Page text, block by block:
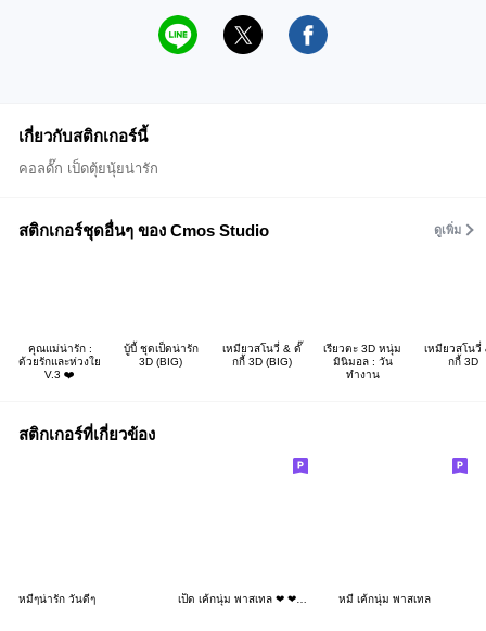
เกี่ยวกับสติกเกอร์นี้
คอลดั๊ก เป็ดตุ้ยนุ้ยน่ารัก
สติกเกอร์ชุดอื่นๆ ของ Cmos Studio ดูเพิ่ม
คุณแม่น่ารัก :
ด้วยรักและห่วงใย
V.3 ❤️
บู้บี้ ชุดเป็ดน่ารัก
3D (BIG)
เหมียวสโนวี่ & ดั๊
กกี้ 3D (BIG)
เรียวตะ 3D หนุ่ม
มินิมอล : วัน
ทำงาน
เหมียวสโนวี่
กกี้ 3D
สติกเกอร์ที่เกี่ยวข้อง
หมีๆน่ารัก วันดีๆ เป็ด เค้กนุ่ม พาสเทล ❤ ❤ ❤ หมี เค้กนุ่ม พาสเทล